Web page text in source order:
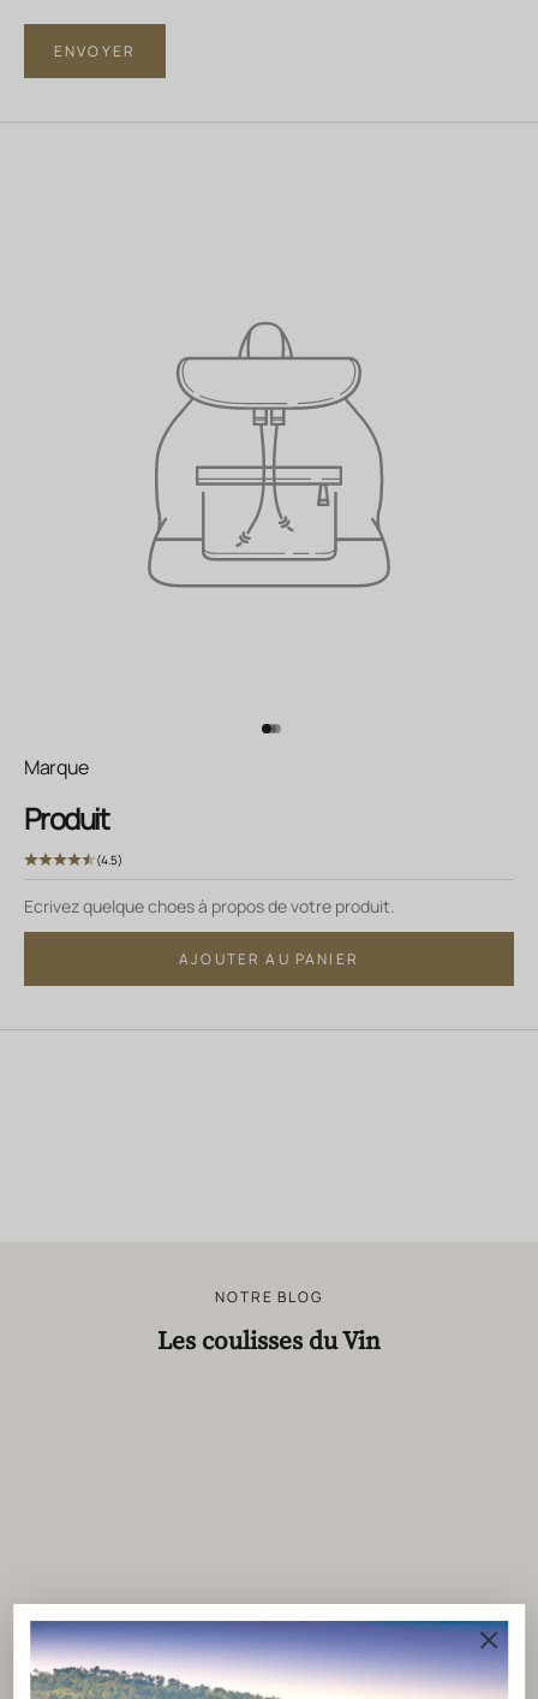
ENVOYER
Aller à l'élément 1
Aller à l'élément 2
Aller à l'élément 3
Marque
Produit
(4.5)
Ecrivez quelque choes à propos de votre produit.
AJOUTER AU PANIER
NOTRE BLOG
Les coulisses du Vin